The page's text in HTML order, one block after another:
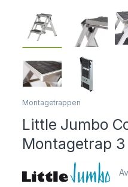
Montagetrappen
Little Jumbo
Montagetrap